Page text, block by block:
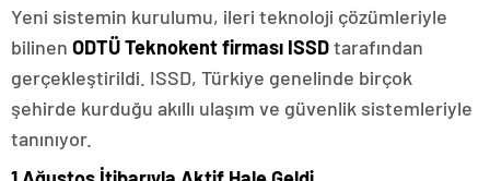
Yeni sistemin kurulumu, ileri teknoloji çözümleriyle
bilinen ODTÜ Teknokent firması ISSDtarafından
gerçekleştirildi. ISSD, Türkiye genelinde birçok
şehirde kurduğu akıllı ulaşım ve güvenlik sistemleriyle
tanınıyor.